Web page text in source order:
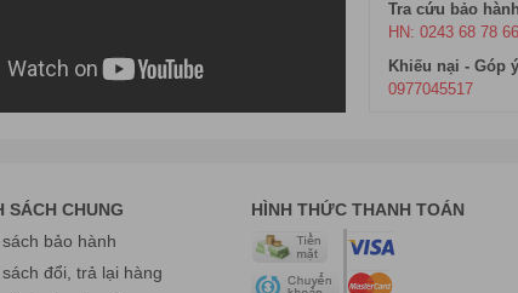
havietpro
Tra cứu bảo hành
HN: 0243 68 78
Khiếu nại - Góp ý
0977045517
SÁCH CHUNG
bảo hành
đổi, trả lại hàng
HÌNH THỨC THANH TOÁN